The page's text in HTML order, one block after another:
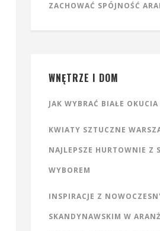
ZACHOWAĆ SPÓJNOŚĆ
WNĘTRZE I DOM
JAK WYBRAĆ BIAŁE
KWIATY SZTUCZNE
NAJLEPSZE HURTOWNIE Z
WYBOREM
INSPIRACJE Z
SKANDYNAWSKIM W